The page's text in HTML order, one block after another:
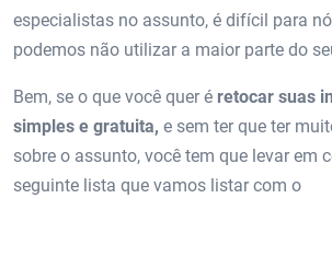
especialistas no assunto, é difícil para
podemos não utilizar a maior parte do
Bem, se o que você quer é retocar suas
simples e gratuita, e sem ter que ter
sobre o assunto, você tem que levar em
seguinte lista que vamos listar com o